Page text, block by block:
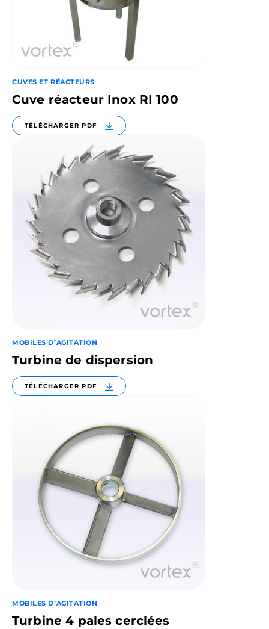
CUVES ET RÉACTEURS
Cuve réacteur Inox RI 100
TÉLÉCHARGER PDF
MOBILES D’AGITATION
Turbine de dispersion
TÉLÉCHARGER PDF
MOBILES D’AGITATION
Turbine 4 pales cerclées